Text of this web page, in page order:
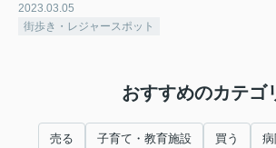
2023.03.05
街歩き・レジャースポット
おすすめのカテゴ
売る 子育て・教育施設 買う